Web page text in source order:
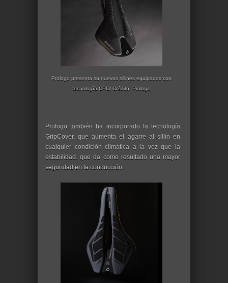
Prologo presenta su nuevos sillines equipados con
tecnología CPC/ Crédito: Prologo
Prologo también ha incorporado la tecnología
GripCover, que aumenta el agarre al sillín en
cualquier condición climática a la vez que la
estabilidad. que da como resultado una mayor
seguridad en la conducción.